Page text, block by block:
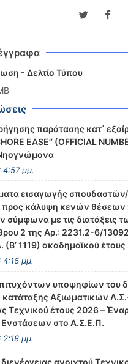
- Δελτίο Τύπου
παράτασης κατ΄
EASE’’ (OFFICIAL
μμ.
εισαγωγής
προς κάλυψη κενών θέσεων
σύμφωνα με τις διατάξεις
2 της Αρ.: 2231.2-6/
(Β’ 1119) ακαδημαϊκού
μμ.
υποψηφίων του
κατάταξης Αξιωματικών
Τεχνικού έτους 2026 –
στο Α.Σ.Ε.Π.
μμ.
ανοιχτού